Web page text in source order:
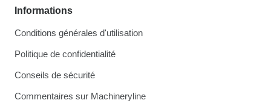
Informations
Conditions générales d'utilisation
Politique de confidentialité
Conseils de sécurité
Commentaires sur Machineryline